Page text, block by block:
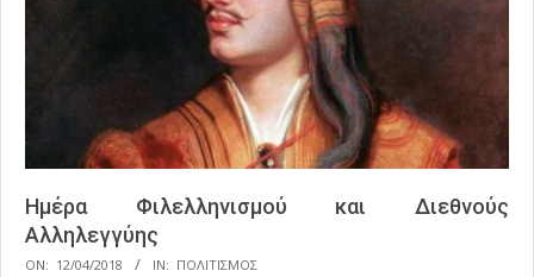
Ημέρα Φιλελληνισμού και Διεθνούς
Αλληλεγγύης
2018-
ON: 12/04/2018 IN: ΠΟΛΙΤΙΣΜΟΣ